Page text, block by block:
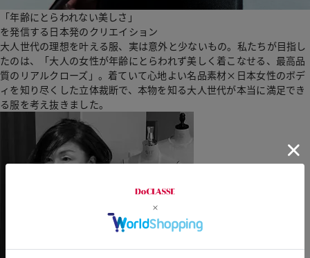
「年齢にとらわれない美しさ」
を発信する日本発のクリエイション
大人世代の理想を叶える服、実は意外と少ないもの。私たちが目指し
たのは、「大人の女性が年齢にとらわれず美しく着こなせる、最高品
質のリアルクローズ」。着ていて心地よい名品素材×日本女性のボデ
ィを知り尽くした立体裁断で、本物を知る大人世代が本当に満足でき
る服を考え抜きました。